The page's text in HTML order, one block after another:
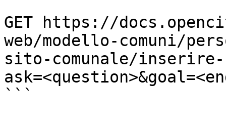
```
GET https://
web/modello-comuni/
sito-comunale/inserire-
```